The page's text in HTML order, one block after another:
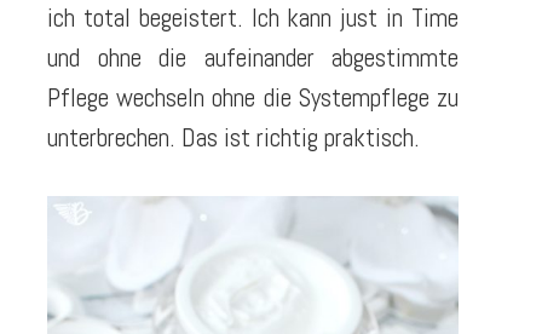
ich total begeistert. Ich kann just in Time
und ohne die aufeinander abgestimmte
Pflege wechseln ohne die Systempflege zu
unterbrechen. Das ist richtig praktisch.